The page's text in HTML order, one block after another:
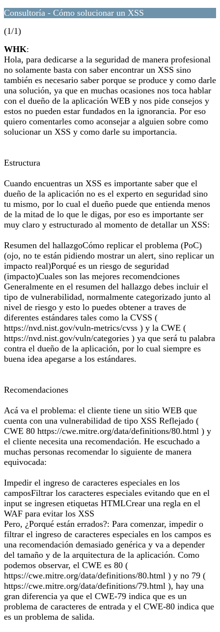
Consultoría - Cómo solucionar un XSS
(1/1)
WHK:
Hola, para dedicarse a la seguridad de manera profesional
no solamente basta con saber encontrar un XSS sino
también es necesario saber porque se produce y como darle
una solución, ya que en muchas ocasiones nos toca hablar
con el dueño de la aplicación WEB y nos pide consejos y
estos no pueden estar fundados en la ignorancia. Por eso
quiero comentarles como aconsejar a alguien sobre como
solucionar un XSS y como darle su importancia.
Estructura
Cuando encuentras un XSS es importante saber que el
dueño de la aplicación no es el experto en seguridad sino
tu mismo, por lo cual el dueño puede que entienda menos
de la mitad de lo que le digas, por eso es importante ser
muy claro y estructurado al momento de detallar un XSS:
Resumen del hallazgoCómo replicar el problema (PoC)
(ojo, no te están pidiendo mostrar un alert, sino replicar un
impacto real)Porqué es un riesgo de seguridad
(impacto)Cuales son las mejores recomendciones
Generalmente en el resumen del hallazgo debes incluir el
tipo de vulnerabilidad, normalmente categorizado junto al
nivel de riesgo y esto lo puedes obtener a traves de
diferentes estándares tales como la CVSS (
https://nvd.nist.gov/vuln-metrics/cvss ) y la CWE (
https://nvd.nist.gov/vuln/categories ) ya que será tu palabra
contra el dueño de la aplicación, por lo cual siempre es
buena idea apegarse a los estándares.
Recomendaciones
Acá va el problema: el cliente tiene un sitio WEB que
cuenta con una vulnerabilidad de tipo XSS Reflejado (
CWE 80 https://cwe.mitre.org/data/definitions/80.html ) y
el cliente necesita una recomendación. He escuchado a
muchas personas recomendar lo siguiente de manera
equivocada:
Impedir el ingreso de caracteres especiales en los
camposFiltrar los caracteres especiales evitando que en el
input se ingresen etiquetas HTMLCrear una regla en el
WAF para evitar los XSS
Pero, ¿Porqué están errados?: Para comenzar, impedir o
filtrar el ingreso de caracteres especiales en los campos es
una recomendación demasiado genérica y va a depender
del tamaño y de la arquitectura de la aplicación. Como
podemos observar, el CWE es 80 (
https://cwe.mitre.org/data/definitions/80.html ) y no 79 (
https://cwe.mitre.org/data/definitions/79.html ), hay una
gran diferencia ya que el CWE-79 indica que es un
problema de caracteres de entrada y el CWE-80 indica que
es un problema de salida.